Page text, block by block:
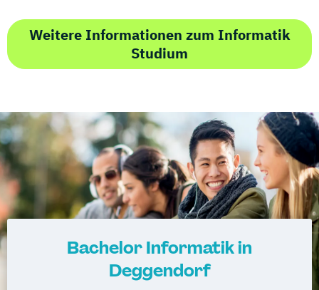
Weitere Informationen zum Informatik
Studium
Bachelor Informatik in
Deggendorf